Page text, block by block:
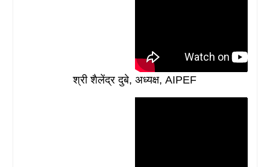
श्री शैलेंद्र दुबे, अध्यक्ष, AIPEF